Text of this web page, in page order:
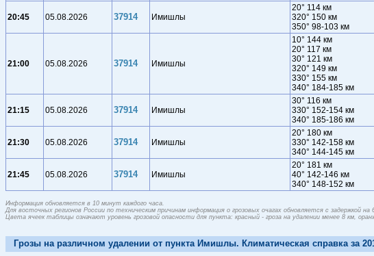
20:45 05.08.2026 37914 Имишлы
20° 114 км
320° 150 км
350° 98-103 км
21:00 05.08.2026 37914 Имишлы
10° 144 км
20° 117 км
30° 121 км
320° 149 км
330° 155 км
340° 184-185 км
21:15 05.08.2026 37914 Имишлы
30° 116 км
330° 152-154 км
340° 185-186 км
21:30 05.08.2026 37914 Имишлы
20° 180 км
330° 142-158 км
340° 144-145 км
21:45 05.08.2026 37914 Имишлы
20° 181 км
40° 142-146 км
340° 148-152 км
Информация обновляется в 10 минут каждого часа.
Для восточных регионов России по техническим причинам информация о грозовых очагах обновляется с задержкой на
Цвета ячеек таблицы означают уровень грозовой опасности для пункта: красный - гроза на удалении менее 8 км,
Грозы на различном удалении от пункта Имишлы. Климатическая справка за